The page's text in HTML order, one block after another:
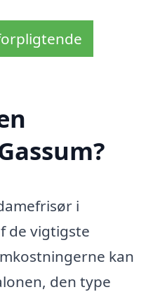
i
de vigtigste
kan
den type